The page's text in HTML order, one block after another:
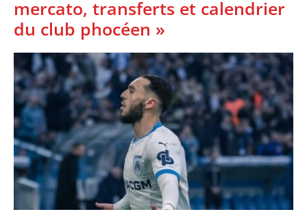
mercato, transferts et calendrier
du club phocéen »